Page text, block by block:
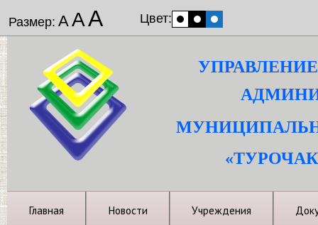
Размер: ААА Цвет:
Главная Новости Учреждения